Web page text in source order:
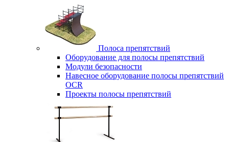
Полоса препятствий
Оборудование для полосы препятствий
Модули безопасности
Навесное оборудование полосы препятствий
OCR
Проекты полосы препятствий